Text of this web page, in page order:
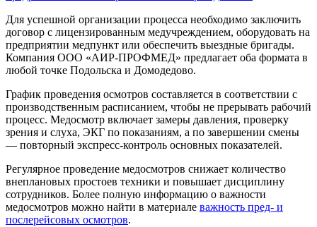
Для успешной организации процесса необходимо заключить
договор с лицензированным медучреждением, оборудовать на
предприятии медпункт или обеспечить выездные бригады.
Компания ООО «АИР-ПРОФМЕД» предлагает оба формата в
любой точке Подольска и Домодедово.
График проведения осмотров составляется в соответствии с
производственным расписанием, чтобы не прерывать рабочий
процесс. Медосмотр включает замеры давления, проверку
зрения и слуха, ЭКГ по показаниям, а по завершении смены
— повторный экспресс-контроль основных показателей.
Регулярное проведение медосмотров снижает количество
внеплановых простоев техники и повышает дисциплину
сотрудников. Более полную информацию о важности
медосмотров можно найти в материале важность пред- и
послерейсовых осмотров.